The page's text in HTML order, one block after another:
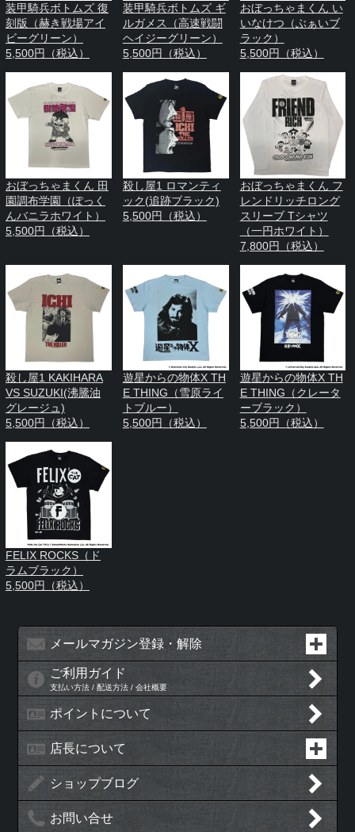
装甲騎兵ボトムズ 復
刻版（赫き戦場アイ
ビーグリーン）
5,500円（税込）
装甲騎兵ボトムズ ギ
ルガメス（高速戦闘
ヘイジーグリーン）
5,500円（税込）
おぼっちゃまくん い
いなけつ（ぶぁいブ
ラック）
5,500円（税込）
おぼっちゃまくん 田
園調布学園（ぽっく
んバニラホワイト）
5,500円（税込）
殺し屋1 ロマンティ
ック(追跡ブラック)
5,500円（税込）
おぼっちゃまくん フ
レンドリッチロング
スリーブ Tシャツ
（一円ホワイト）
7,800円（税込）
殺し屋1 KAKIHARA
VS SUZUKI(沸騰油
グレージュ)
5,500円（税込）
遊星からの物体X TH
E THING（雪原ライ
トブルー）
5,500円（税込）
遊星からの物体X TH
E THING（クレータ
ーブラック）
5,500円（税込）
FELIX ROCKS（ド
ラムブラック）
5,500円（税込）
メールマガジン登録・解除
ご利用ガイド
支払い方法 / 配送方法 / 会社概要
ポイントについて
店長について
ショップブログ
お問い合せ